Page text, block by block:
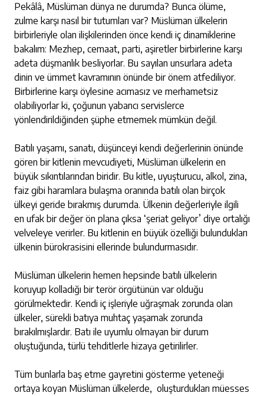
Pekâlâ, Müslüman dünya ne durumda? Bunca ölüme,
zulme karşı nasıl bir tutumları var? Müslüman ülkelerin
birbirleriyle olan ilişkilerinden önce kendi iç dinamiklerine
bakalım: Mezhep, cemaat, parti, aşiretler birbirlerine karşı
adeta düşmanlık besliyorlar. Bu sayılan unsurlara adeta
dinin ve ümmet kavramının önünde bir önem atfediliyor.
Birbirlerine karşı öylesine acımasız ve merhametsiz
olabiliyorlar ki, çoğunun yabancı servislerce
yönlendirildiğinden şüphe etmemek mümkün değil.
Batılı yaşamı, sanatı, düşünceyi kendi değerlerinin önünde
gören bir kitlenin mevcudiyeti, Müslüman ülkelerin en
büyük sıkıntılarından biridir. Bu kitle, uyuşturucu, alkol, zina,
faiz gibi haramlara bulaşma oranında batılı olan birçok
ülkeyi geride bırakmış durumda. Ülkenin değerleriyle ilgili
en ufak bir değer ön plana çıksa ‘şeriat geliyor’ diye ortalığı
velveleye verirler. Bu kitlenin en büyük özelliği bulundukları
ülkenin bürokrasisini ellerinde bulundurmasıdır.
Müslüman ülkelerin hemen hepsinde batılı ülkelerin
koruyup kolladığı bir terör örgütünün var olduğu
görülmektedir. Kendi iç işleriyle uğraşmak zorunda olan
ülkeler, sürekli batıya muhtaç yaşamak zorunda
bırakılmışlardır. Batı ile uyumlu olmayan bir durum
oluştuğunda, türlü tehditlerle hizaya getirilirler.
Tüm bunlarla baş etme gayretini gösterme yeteneği
ortaya koyan Müslüman ülkelerde, oluşturdukları müesses